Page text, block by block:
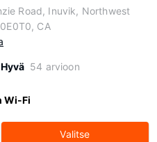
Road, Inuvik, Northwest
CA
Hyvä 54 arvioon
Wi-Fi
Valitse